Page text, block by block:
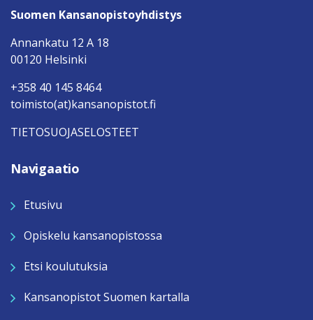
Suomen Kansanopistoyhdistys
Annankatu 12 A 18
00120 Helsinki
+358 40 145 8464
toimisto(at)kansanopistot.fi
TIETOSUOJASELOSTEET
Navigaatio
Etusivu
Opiskelu kansanopistossa
Etsi koulutuksia
Kansanopistot Suomen kartalla